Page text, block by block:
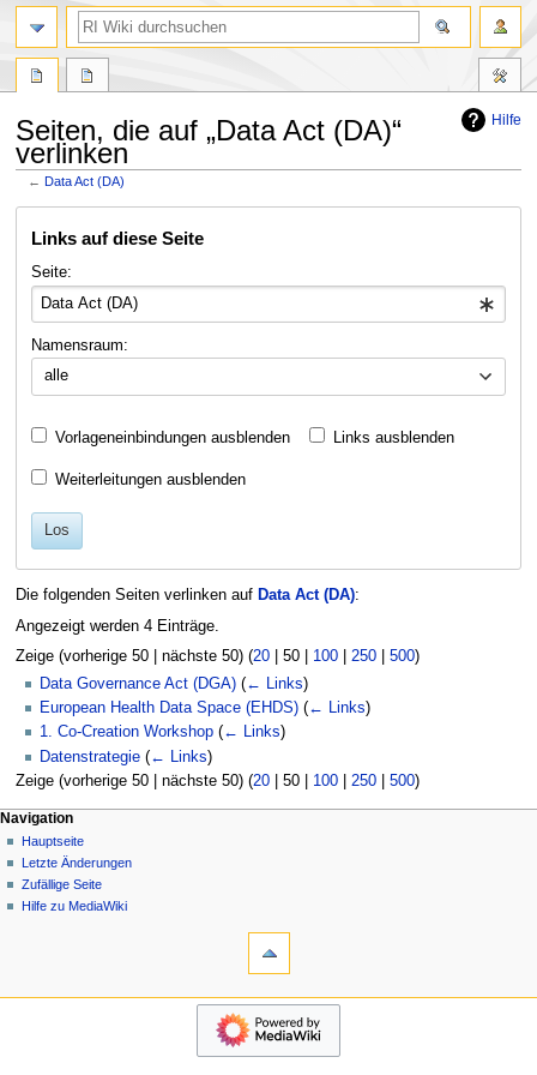
Hilfe
Seiten, die auf „Data Act (DA)“
verlinken
←Data Act (DA)
Navigation
Suche
Links auf diese Seite
Seite:
Namensraum:
alle
Vorlageneinbindungen ausblenden Links ausblenden
Weiterleitungen ausblenden
Los
Die folgenden Seiten verlinken auf Data Act (DA):
Angezeigt werden 4 Einträge.
Zeige (vorherige 50| nächste 50) (20| 50| 100| 250| 500)
Data Governance Act (DGA) (← Links)
European Health Data Space (EHDS) (← Links)
1. Co-Creation Workshop (← Links)
Datenstrategie (← Links)
Zeige (vorherige 50| nächste 50) (20| 50| 100| 250| 500)
N
a
v
i
Seitenaktionen
Seite
Diskussion
Lesen
Quelltext
Meine Werkzeuge
Deutsch
Anmelden
Benutzerkonto
beantragen
Navigation
Hauptseite
Letzte Änderungen
Zufällige Seite
Hilfe zu MediaWiki
Suche
Navigation